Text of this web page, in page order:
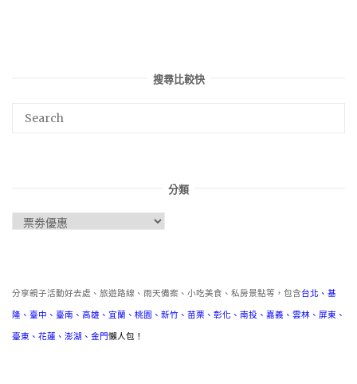
搜尋比較快
分類
分享親子活動好去處、旅遊路線、雨天備案、小吃美食、私房景點等，包含台北 、 基
隆 、 臺中 、 臺南 、 高雄 、 宜蘭 、 桃園 、 新竹 、 苗栗 、 彰化 、 南投 、 嘉義 、 雲林 、 屏東 、
臺東 、 花蓮 、 澎湖 、 金門懶人包！